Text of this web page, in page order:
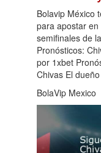
Bolavip México
para apostar
semifinales de
Pronósticos:
por 1xbet
Chivas El
BolaVip Mexico